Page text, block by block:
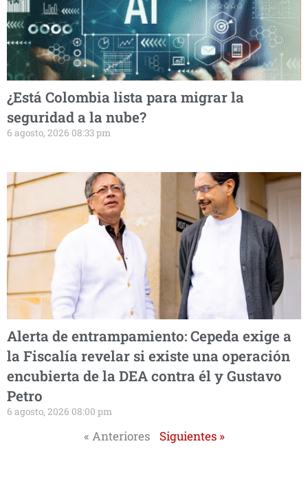
¿Está Colombia lista para migrar la
seguridad a la nube?
6 agosto, 2026 08:33 pm
Alerta de entrampamiento: Cepeda exige a
la Fiscalía revelar si existe una operación
encubierta de la DEA contra él y Gustavo
Petro
6 agosto, 2026 08:00 pm
« Anteriores Siguientes »